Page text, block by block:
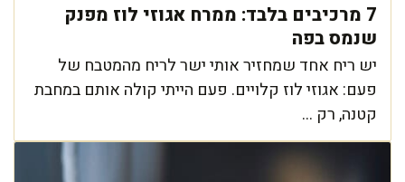
7 מרכיבים בלבד: ממרח אגוזי לוז מפנק
שנמס בפה
יש ריח אחד שמחזיר אותי ישר לריח מהמטבח של
פעם: אגוזי לוז קלויים. פעם הייתי קולה אותם במחבת
קטנה, רק ...